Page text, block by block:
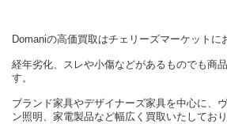
Domaniの高価買取はチェリーズマーケットに
経年劣化、スレや小傷などがあるものでも商
す。
ブランド家具やデザイナーズ家具を中心に、
ン照明、家電製品など幅広く買取いたしており